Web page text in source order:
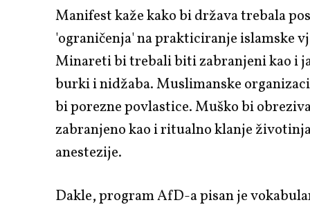
Manifest kaže kako bi država trebala
'ograničenja' na prakticiranje islamske
Minareti bi trebali biti zabranjeni kao i
burki i nidžaba. Muslimanske
bi porezne povlastice. Muško bi
zabranjeno kao i ritualno klanje
anestezije.
Dakle, program AfD-a pisan je